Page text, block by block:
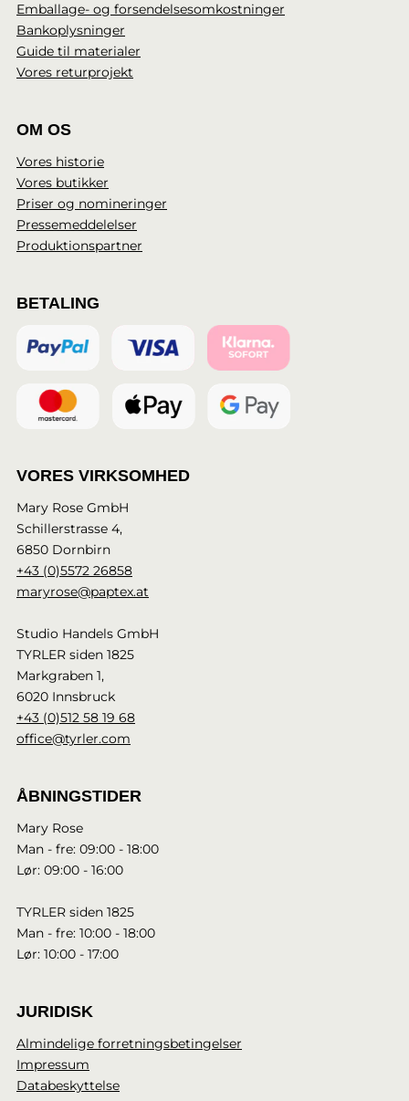
Emballage- og forsendelsesomkostninger
Bankoplysninger
Guide til materialer
Vores returprojekt
OM OS
Vores historie
Vores butikker
Priser og nomineringer
Pressemeddelelser
Produktionspartner
BETALING
VORES VIRKSOMHED
Mary Rose GmbH
Schillerstrasse 4,
6850 Dornbirn
+43 (0)5572 26858
maryrose@paptex.at
Studio Handels GmbH
TYRLER siden 1825
Markgraben 1,
6020 Innsbruck
+43 (0)512 58 19 68
office@tyrler.com
ÅBNINGSTIDER
Mary Rose
Man - fre: 09:00 - 18:00
Lør: 09:00 - 16:00
TYRLER siden 1825
Man - fre: 10:00 - 18:00
Lør: 10:00 - 17:00
JURIDISK
Almindelige forretningsbetingelser
Impressum
Databeskyttelse